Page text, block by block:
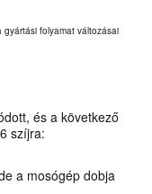
folyamat változásai
és a következő
szíjra:
a mosógép dobja